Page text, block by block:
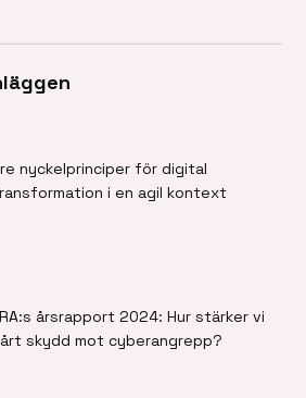
nyckelprinciper för digital
i en agil kontext
årsrapport 2024: Hur stärker vi
skydd mot cyberangrepp?